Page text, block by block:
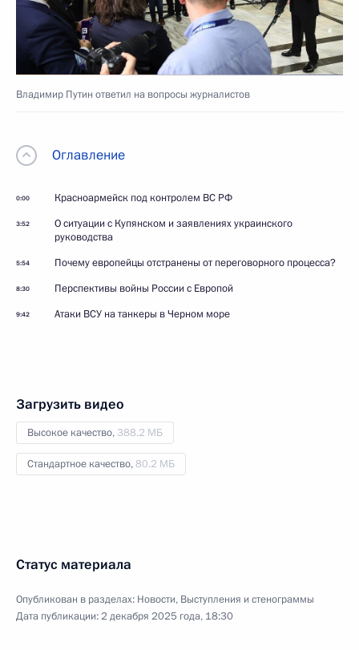
Владимир Путин ответил на вопросы журналистов
Оглавление
0:00 Красноармейск под контролем ВС РФ
3:52
О ситуации с Купянском и заявлениях украинского
руководства
5:54 Почему европейцы отстранены от переговорного процесса?
8:30 Перспективы войны России с Европой
9:42 Атаки ВСУ на танкеры в Черном море
Загрузить видео
Высокое качество, 388.2 МБ
Стандартное качество,80.2 МБ
Статус материала
Опубликован в разделах: Новости, Выступления и стенограммы
Дата публикации:2 декабря 2025 года, 18:30